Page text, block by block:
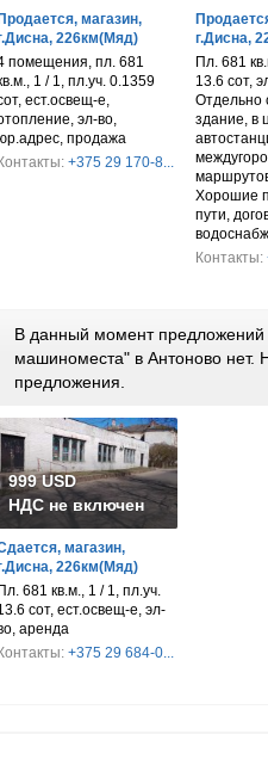
магазин,
226км(Мяд)
помещения, пл. 681
1 / 1, пл.уч. 0.1359
ест.освещ-е,
эл-во,
продажа
+375 29 170-8...
г.Дисна,
Пл. 681
13.6 сот,
Отдельно
здание, в
Хорошие
пути,
Контакты:
В данный момент предложений
машиноместа" в Антоново
предложения.
999 USD
НДС не включен
магазин,
226км(Мяд)
Пл. 681 кв.м., 1 / 1, пл.уч.
сот, ест.освещ-е, эл-
аренда
Контакты: +375 29 684-0...